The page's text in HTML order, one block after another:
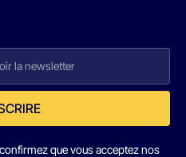
que vous acceptez nos